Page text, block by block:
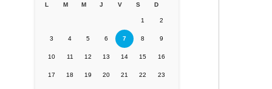
L M M J V S D
1 2
3 4 5 6 7 8 9
10 11 12 13 14 15 16
17 18 19 20 21 22 23